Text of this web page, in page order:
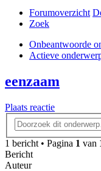
Forumoverzicht
Zoek
Onbeantwoorde
Actieve
eenzaam
Plaats reactie
1 bericht • Pagina 1 van
Bericht
Auteur